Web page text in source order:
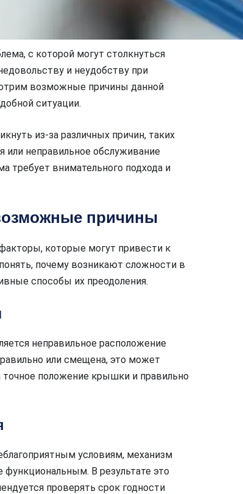
с которой могут столкнуться
и неудобству при
возможные причины данной
ситуации.
из-за различных причин, таких
или неправильное обслуживание
требует внимательного подхода и
причины
которые могут привести к
почему возникают сложности в
способы их преодоления.
неправильное расположение
или смещена, это может
положение крышки и правильно
условиям, механизм
В результате это
проверять срок годности